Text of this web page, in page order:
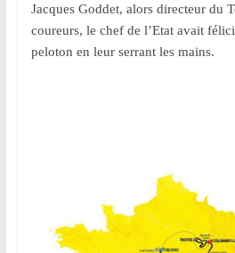
Jacques Goddet, alors directeur du
coureurs, le chef de l’Etat avait
peloton en leur serrant les mains.